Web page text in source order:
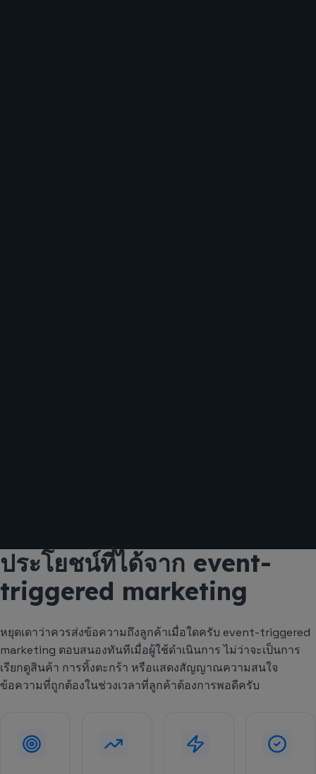
ประโยชน์ที่ได้จาก event-
triggered marketing
หยุดเดาว่าควรส่งข้อความถึงลูกค้าเมื่อใดครับ event-triggered
marketing ตอบสนองทันทีเมื่อผู้ใช้ดำเนินการ ไม่ว่าจะเป็นการ
เรียกดูสินค้า การทิ้งตะกร้า หรือแสดงสัญญาณความสนใจ
ข้อความที่ถูกต้องในช่วงเวลาที่ลูกค้าต้องการพอดีครับ